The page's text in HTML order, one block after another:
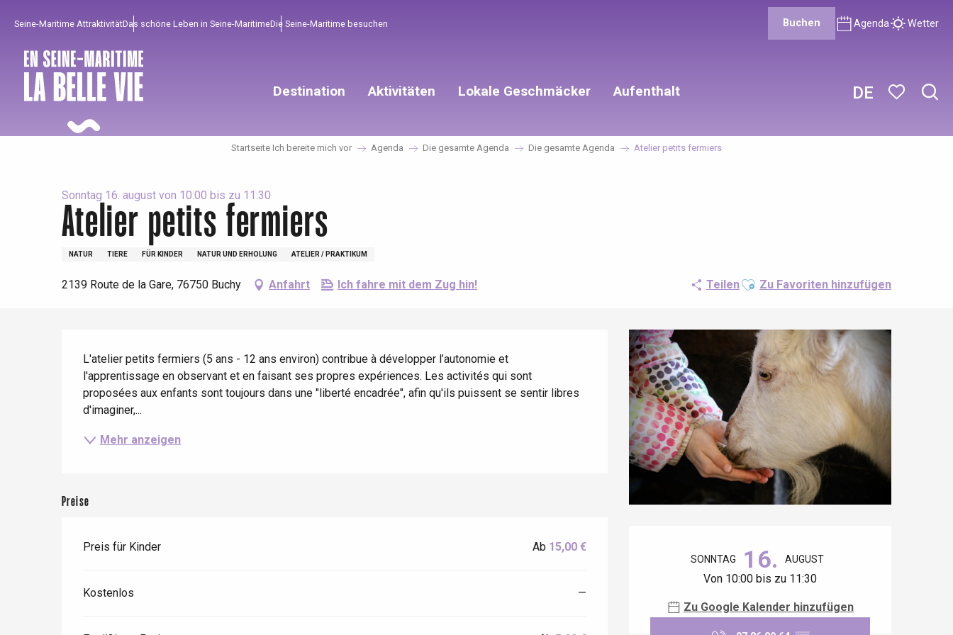
principal
DE
Seine-Maritime AttraktivitätDas schöne Leben in Seine-MaritimeDie Seine-Maritime besuchen Buchen Agenda Wetter
Destination Aktivitäten
Um zu profitieren
Die gesamte Agenda
Mit den Kindern
Unter Freunden
Lokale Geschmäcker
Unumgänglich
Trendige Orte
Aussicht
Aufenthalt
Gut aus der Heimat !
Aufenthalte am Meer
Fahrradaufenthalte
Startseite Ich bereite mich vor Agenda Die gesamte Agenda Die gesamte Agenda Atelier petits fermiers
Sonntag 16. august von 10:00 bis zu 11:30
Atelier petits fermiers
NATUR TIERE FÜR KINDER NATUR UND ERHOLUNG ATELIER / PRAKTIKUM
2139 Route de la Gare, 76750 Buchy Anfahrt Ich fahre mit dem Zug hin! TeilenAjouter aux favoris
Zu Favoriten hinzufügen
SONNTAG 16. AUGUST
Von 10:00 bis zu 11:30
Zu Google Kalender hinzufügen
L'atelier petits fermiers (5 ans - 12 ans environ) contribue à développer l’autonomie et
l'apprentissage en observant et en faisant ses propres expériences. Les activités qui sont
proposées aux enfants sont toujours dans une "liberté encadrée", afin qu'ils puissent se sentir libres
d'imaginer,...
Mehr anzeigen
Preise
Preis für Kinder Ab 15,00 €
Kostenlos —